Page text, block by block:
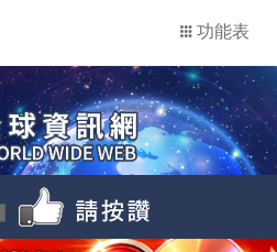
功能表